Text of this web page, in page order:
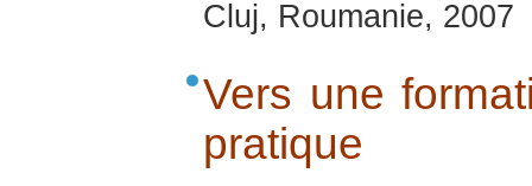
Cluj, Roumanie, 2007
Vers une
pratique